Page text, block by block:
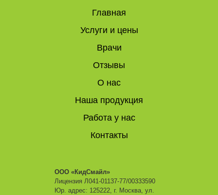
Главная
Услуги и цены
Врачи
Отзывы
О нас
Наша продукция
Работа у нас
Контакты
ООО «КидСмайл»
Лицензия Л041-01137-77/00333590
Юр. адрес: 125222, г. Москва, ул.